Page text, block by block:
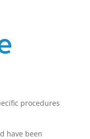
procedures
have been